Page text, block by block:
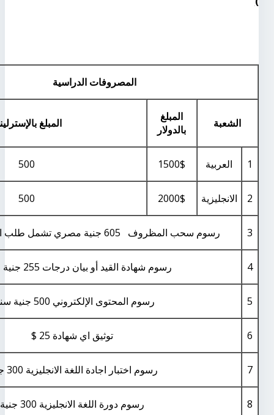
المصروفات الدراسية
الشعبة
المبلغ
بالدولار
المبلغ
1 العربية 1500$
500
2 الانجليزية 2000$
500
3 رسوم سحب المظروف 605 جنية مصري تشمل طلب الالتحاق والاختبارات
4 رسوم شهادة القيد أو بيان درجات 255 جنية مصري
5 رسوم المحتوى الإلكتروني 500 جنية سنويا
6 توثيق اي شهادة 25 $
7 رسوم اختبار اجادة اللغة الانجليزية 300 جنية
8 رسوم دورة اللغة الانجليزية 300 جنية